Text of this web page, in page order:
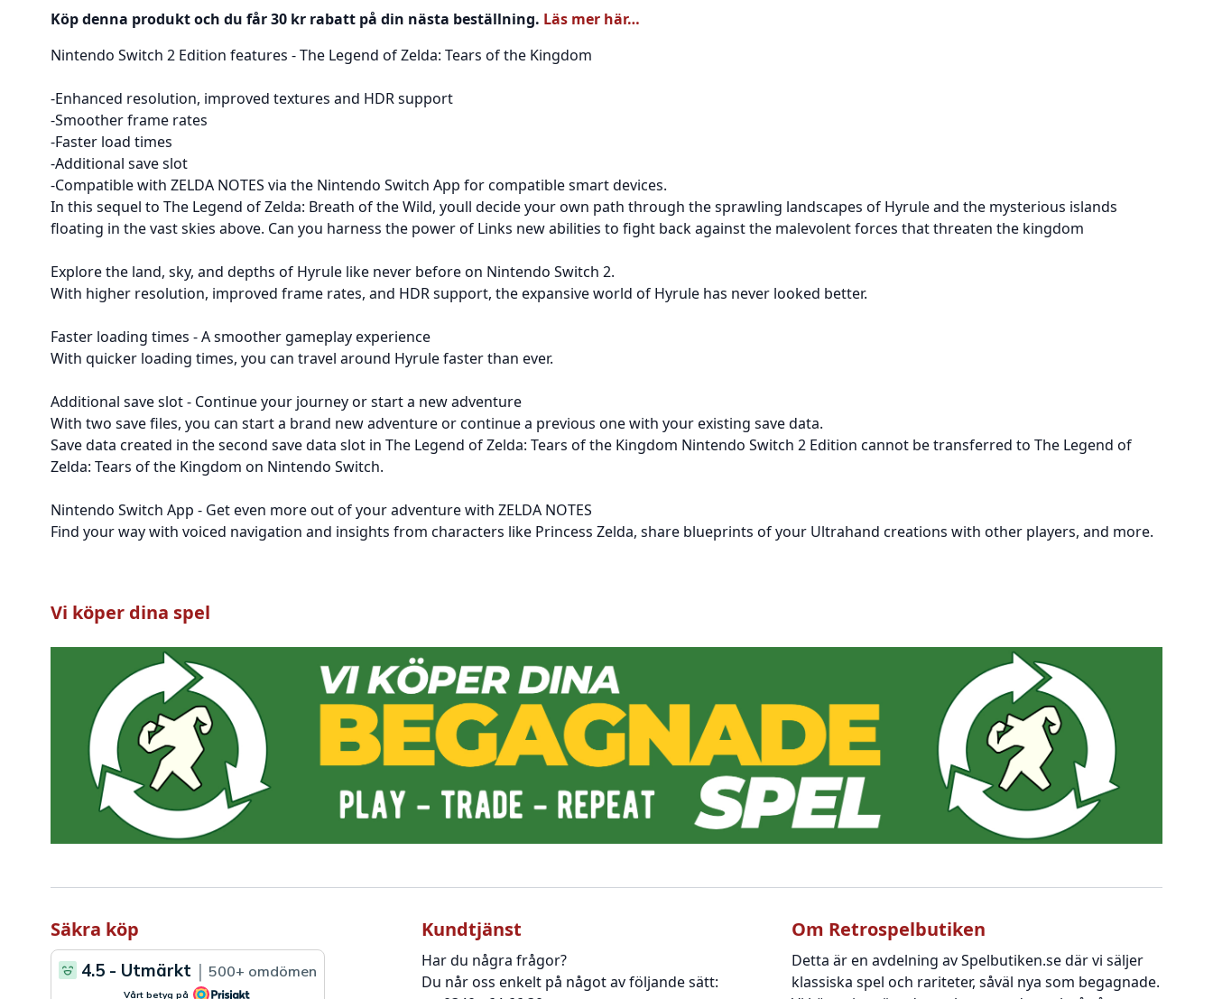
Köp denna produkt och du får 30 kr rabatt på din nästa beställning. Läs mer här…
Nintendo Switch 2 Edition features - The Legend of Zelda: Tears of the Kingdom
-Enhanced resolution, improved textures and HDR support
-Smoother frame rates
-Faster load times
-Additional save slot
-Compatible with ZELDA NOTES via the Nintendo Switch App for compatible smart devices.
In this sequel to The Legend of Zelda: Breath of the Wild, youll decide your own path through the sprawling landscapes of Hyrule and the mysterious islands
floating in the vast skies above. Can you harness the power of Links new abilities to fight back against the malevolent forces that threaten the kingdom
Explore the land, sky, and depths of Hyrule like never before on Nintendo Switch 2.
With higher resolution, improved frame rates, and HDR support, the expansive world of Hyrule has never looked better.
Faster loading times - A smoother gameplay experience
With quicker loading times, you can travel around Hyrule faster than ever.
Additional save slot - Continue your journey or start a new adventure
With two save files, you can start a brand new adventure or continue a previous one with your existing save data.
Save data created in the second save data slot in The Legend of Zelda: Tears of the Kingdom Nintendo Switch 2 Edition cannot be transferred to The Legend of
Zelda: Tears of the Kingdom on Nintendo Switch.
Nintendo Switch App - Get even more out of your adventure with ZELDA NOTES
Find your way with voiced navigation and insights from characters like Princess Zelda, share blueprints of your Ultrahand creations with other players, and more.
Vi köper dina spel
Säkra köp Kundtjänst
Har du några frågor?
Du når oss enkelt på något av följande sätt:
Om Retrospelbutiken
Detta är en avdelning av Spelbutiken.se där vi säljer
klassiska spel och rariteter, såväl nya som begagnade.